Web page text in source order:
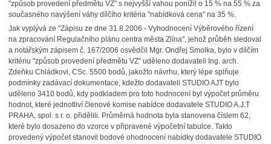
"způsob provedení předmětu VZ" s nejvyšší vahou ponížil o 15 % na 55 % za
současného navýšení váhy dílčího kritéria "nabídková cena" na 35 %.
Jak vyplývá ze "Zápisu ze dne 31.8.2006 - Vyhodnocení Výběrového řízení
na zpracování Regulačního plánu centra města Zlína", jehož průběh sledoval
a notářským zápisem č. 167/2006 osvědčil Mgr. Ondřej Smolka, bylo v dílčím
kritériu "způsob provedení předmětu VZ" uděleno dodavateli Ing. arch.
Zdeňku Chládkovi, CSc. 5500 bodů, jakožto návrhu, který lépe splňuje
podmínky zadávací dokumentace, kdežto dodavateli STUDIO AJT bylo
uděleno 3410 bodů, kdy podkladem pro toto hodnocení byl výpočet průměru
hodnot, které jednotliví členové komise nabídce dodavatele STUDIO A.J.T
PRAHA, spol. s r. o. přidělili. Průměrná hodnota byla stanovena číslem 62,
které bylo dosazeno do vzorce v připravené výpočetní tabulce. Takto
provedený výpočet stanovil bodové ohodnocení nabídky dodavatele STUDIO